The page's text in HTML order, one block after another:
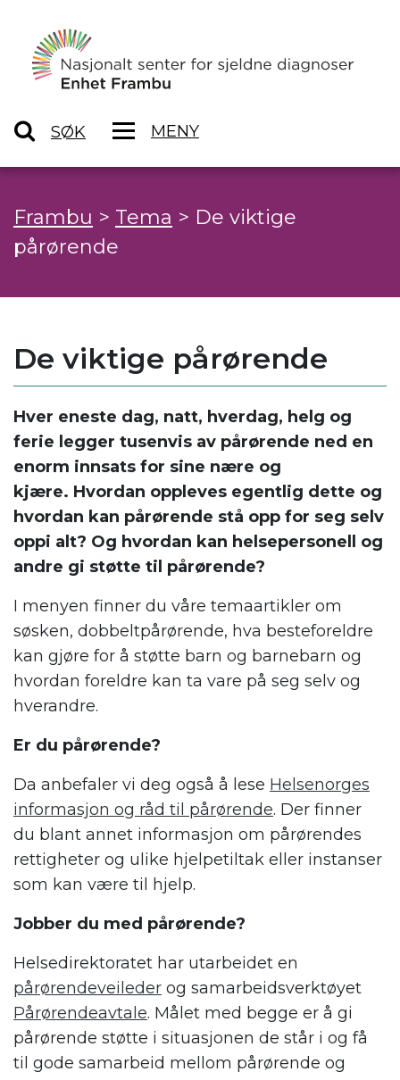
SØK MENY
Frambu > Tema > De viktige
pårørende
De viktige pårørende
Hver eneste dag, natt, hverdag, helg og
ferie legger tusenvis av pårørende ned en
enorm innsats for sine nære og
kjære. Hvordan oppleves egentlig dette og
hvordan kan pårørende stå opp for seg selv
oppi alt? Og hvordan kan helsepersonell og
andre gi støtte til pårørende?
I menyen finner du våre temaartikler om
søsken, dobbeltpårørende, hva besteforeldre
kan gjøre for å støtte barn og barnebarn og
hvordan foreldre kan ta vare på seg selv og
hverandre.
Er du pårørende?
Da anbefaler vi deg også å lese Helsenorges
informasjon og råd til pårørende. Der finner
du blant annet informasjon om pårørendes
rettigheter og ulike hjelpetiltak eller instanser
som kan være til hjelp.
Jobber du med pårørende?
Helsedirektoratet har utarbeidet en
pårørendeveileder og samarbeidsverktøyet
Pårørendeavtale. Målet med begge er å gi
pårørende støtte i situasjonen de står i og få
til gode samarbeid mellom pårørende og